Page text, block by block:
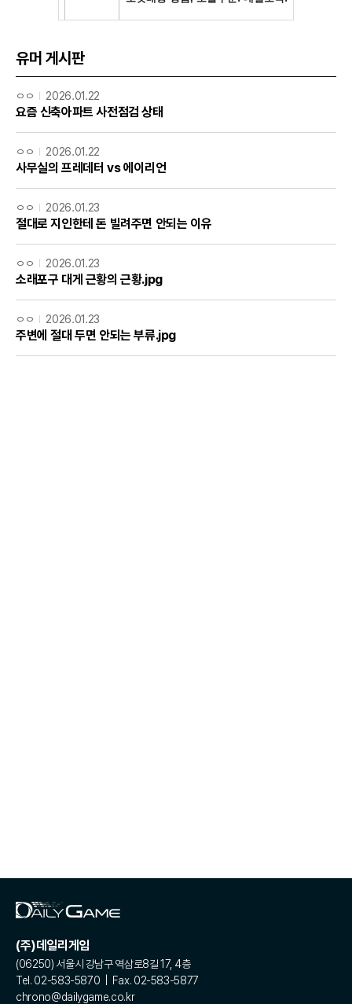
유머 게시판
ㅇㅇ 2026.01.22
요즘 신축아파트 사전점검 상태
ㅇㅇ 2026.01.22
사무실의 프레데터 vs 에이리언
ㅇㅇ 2026.01.23
절대로 지인한테 돈 빌려주면 안되는 이유
ㅇㅇ 2026.01.23
소래포구 대게 근황의 근황.jpg
ㅇㅇ 2026.01.23
주변에 절대 두면 안되는 부류.jpg
(주)데일리게임
(06250) 서울시 강남구 역삼로8길 17, 4층
Tel. 02-583-5870 | Fax. 02-583-5877
chrono@dailygame.co.kr